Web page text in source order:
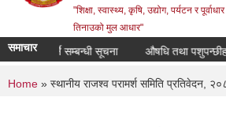
"शिक्षा, स्वास्थ्य, कृषि, उद्योग, पर्यटन र
तिनाउको मुल आधार"
समाचार
दररेट पेश गर्ने सम्बन्धी सूचना औषधि तथा
You are here
Home » स्थानीय राजश्व परामर्श समिति प्रतिवेदन,